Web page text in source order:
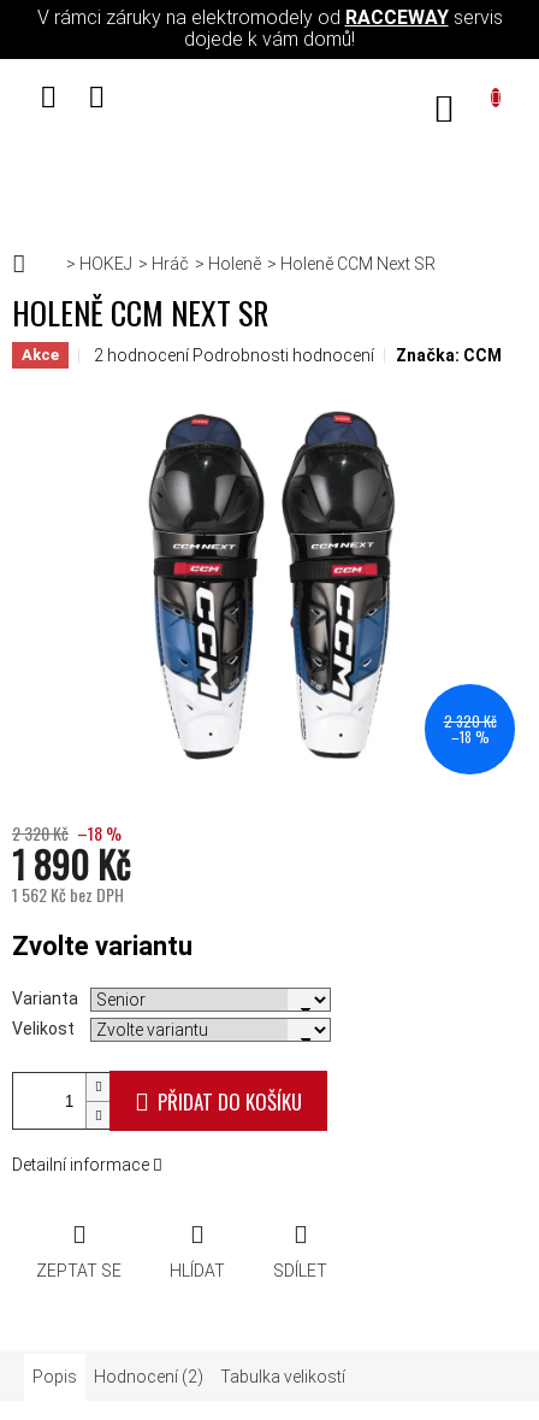
Přejít na obsah
V rámci záruky na elektromodely od RACCEWAYservis
dojede k vám domů!
Domů
HOKEJ Hráč Holeně Holeně CCM Next SR
HOLENĚ CCM NEXT SR
Akce Průměrné hodnocení produktu je 5,0 z 5 hvězdiček.
2 hodnocení Podrobnosti hodnocení Značka: CCM
2 320 Kč
–18 %
2 320 Kč –18 %
1 890 Kč
1 562 Kč bez DPH
Zvolte variantu
Varianta
Velikost
PŘIDAT DO KOŠÍKU
Detailní informace
ZEPTAT SE HLÍDAT SDÍLET
Popis Hodnocení (2) Tabulka velikostí